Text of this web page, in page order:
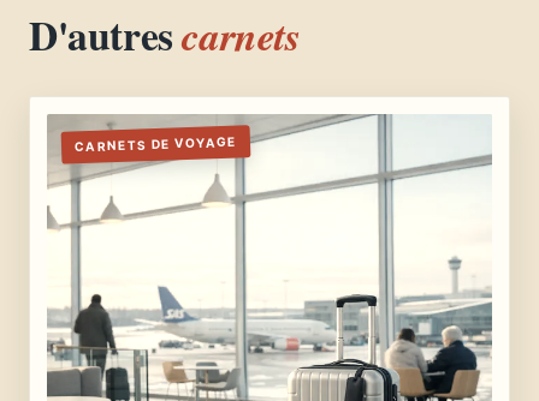
D'autrescarnets
CARNETS DE VOYAGE